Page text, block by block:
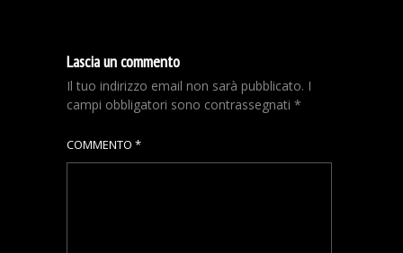
Lascia un commento
Il tuo indirizzo email non sarà pubblicato. I
campi obbligatori sono contrassegnati *
COMMENTO *